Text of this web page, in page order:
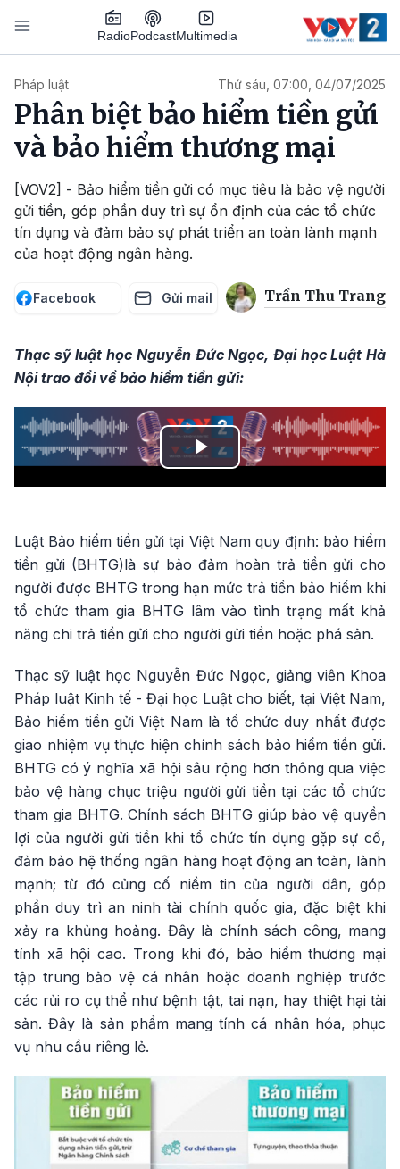
Nhảy đến nội dung
RadioPodcastMultimedia
Pháp luật Thứ sáu, 07:00, 04/07/2025
Phân biệt bảo hiểm tiền gửi
và bảo hiểm thương mại
[VOV2] - Bảo hiểm tiền gửi có mục tiêu là bảo vệ người
gửi tiền, góp phần duy trì sự ổn định của các tổ chức
tín dụng và đảm bảo sự phát triển an toàn lành mạnh
của hoạt động ngân hàng.
Facebook Gửi mail Trần Thu Trang
Thạc sỹ luật học Nguyễn Đức Ngọc, Đại học Luật Hà
Nội trao đổi về bảo hiểm tiền gửi:
Play
Luật Bảo hiểm tiền gửi tại Việt Nam quy định: bảo hiểm
tiền gửi (BHTG)là sự bảo đảm hoàn trả tiền gửi cho
người được BHTG trong hạn mức trả tiền bảo hiểm khi
tổ chức tham gia BHTG lâm vào tình trạng mất khả
năng chi trả tiền gửi cho người gửi tiền hoặc phá sản.
Thạc sỹ luật học Nguyễn Đức Ngọc, giảng viên Khoa
Pháp luật Kinh tế - Đại học Luật cho biết, tại Việt Nam,
Bảo hiểm tiền gửi Việt Nam là tổ chức duy nhất được
giao nhiệm vụ thực hiện chính sách bảo hiểm tiền gửi.
BHTG có ý nghĩa xã hội sâu rộng hơn thông qua việc
bảo vệ hàng chục triệu người gửi tiền tại các tổ chức
tham gia BHTG. Chính sách BHTG giúp bảo vệ quyền
lợi của người gửi tiền khi tổ chức tín dụng gặp sự cố,
đảm bảo hệ thống ngân hàng hoạt động an toàn, lành
mạnh; từ đó củng cố niềm tin của người dân, góp
phần duy trì an ninh tài chính quốc gia, đặc biệt khi
xảy ra khủng hoảng. Đây là chính sách công, mang
tính xã hội cao. Trong khi đó, bảo hiểm thương mại
tập trung bảo vệ cá nhân hoặc doanh nghiệp trước
các rủi ro cụ thể như bệnh tật, tai nạn, hay thiệt hại tài
sản. Đây là sản phẩm mang tính cá nhân hóa, phục
vụ nhu cầu riêng lẻ.